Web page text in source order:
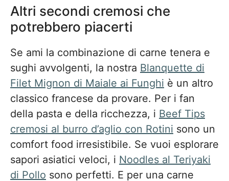
Altri secondi cremosi che
potrebbero piacerti
Se ami la combinazione di carne tenera e
sughi avvolgenti, la nostra Blanquette di
Filet Mignon di Maiale ai Funghi è un altro
classico francese da provare. Per i fan
della pasta e della ricchezza, i Beef Tips
cremosi al burro d’aglio con Rotini sono un
comfort food irresistibile. Se vuoi esplorare
sapori asiatici veloci, i Noodles al Teriyaki
di Pollo sono perfetti. E per una carne